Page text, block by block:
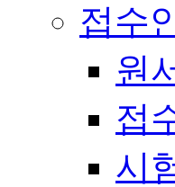
접수
원
접
시